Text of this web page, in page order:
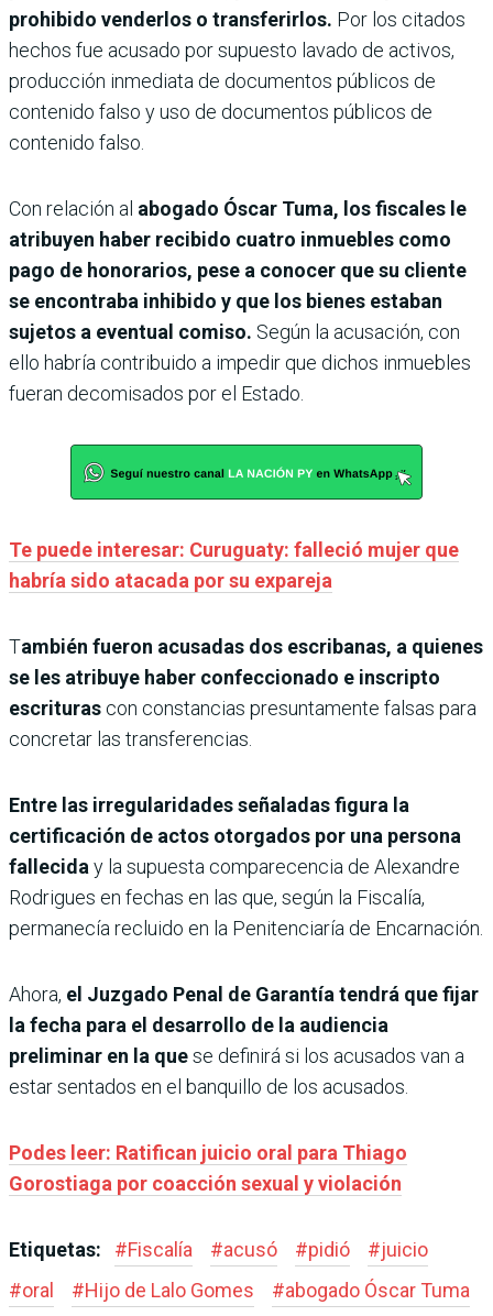
prohibido venderlos o transferirlos. Por los citados
hechos fue acusado por supuesto lavado de activos,
producción inmediata de documentos públicos de
contenido falso y uso de documentos públicos de
contenido falso.
Con relación al abogado Óscar Tuma, los fiscales le
atribuyen haber recibido cuatro inmuebles como
pago de honorarios, pese a conocer que su cliente
se encontraba inhibido y que los bienes estaban
sujetos a eventual comiso. Según la acusación, con
ello habría contribuido a impedir que dichos inmuebles
fueran decomisados por el Estado.
Te puede interesar: Curuguaty: falleció mujer que
habría sido atacada por su expareja
También fueron acusadas dos escribanas, a quienes
se les atribuye haber confeccionado e inscripto
escrituras con constancias presuntamente falsas para
concretar las transferencias.
Entre las irregularidades señaladas figura la
certificación de actos otorgados por una persona
falleciday la supuesta comparecencia de Alexandre
Rodrigues en fechas en las que, según la Fiscalía,
permanecía recluido en la Penitenciaría de Encarnación.
Ahora, el Juzgado Penal de Garantía tendrá que fijar
la fecha para el desarrollo de la audiencia
preliminar en la quese definirá si los acusados van a
estar sentados en el banquillo de los acusados.
Podes leer: Ratifican juicio oral para Thiago
Gorostiaga por coacción sexual y violación
Etiquetas: #Fiscalía #acusó #pidió #juicio
#oral #Hijo de Lalo Gomes #abogado Óscar Tuma